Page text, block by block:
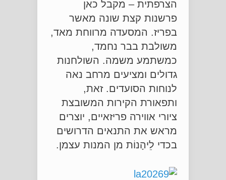
הצרפתית – מקבל כאן
פרשנות קצת שונה מאשר
בפריז. המסעדה מרווחת מאד,
משולבת בבר נחמד,
כמשתמע משמה. השולחנות
גדולים ומציעים מרחב נאה
לנוחות הסועדים. זאת,
ותפאורת הקירות המשובצת
ציורי אווירה פריזאיים, יוצרים
מראש את התנאים הדרושים
בכדי לֵיהָנוֹת מן המנות עצמן.